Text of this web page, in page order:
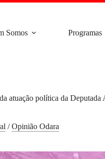
Somos Programas
atuação política da Deputada
/Opinião Odara